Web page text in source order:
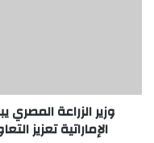
وزير الزراعة المصري
الإماراتية تعزيز